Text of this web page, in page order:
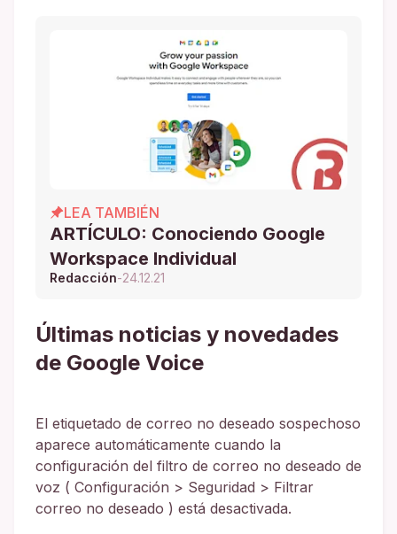
LEA TAMBIÉN
ARTÍCULO: Conociendo Google
Workspace Individual
Redacción-24.12.21
Últimas noticias y novedades
de Google Voice
El etiquetado de correo no deseado sospechoso
aparece automáticamente cuando la
configuración del filtro de correo no deseado de
voz ( Configuración > Seguridad > Filtrar
correo no deseado ) está desactivada.